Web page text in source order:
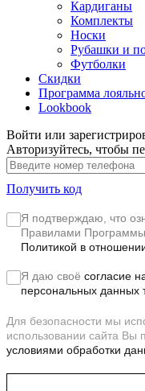
Кардиганы
Комплекты
Носки
Рубашки и
Футболки
Скидки
Программа
Lookbook
Войти или
Авторизуйтесь, чтобы
Получить код
Я подтверждаю, что
Правилами Программы
Политикой в
Я даю своё согласие
персональных данных
Для безопасности мы
использовании сайта Вы
условиями обработки